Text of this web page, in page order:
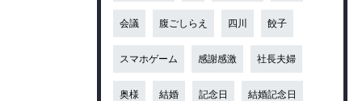
会議 腹ごしらえ 四川 餃子
スマホゲーム 感謝感激 社長夫婦
奥様 結婚 記念日 結婚記念日